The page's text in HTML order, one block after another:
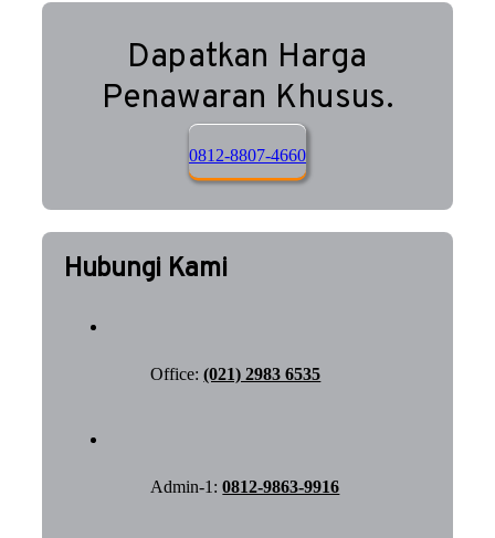
Dapatkan Harga
Penawaran Khusus.
0812-8807-4660
Hubungi Kami
Office:(021) 2983 6535
Admin-1:0812-9863-9916